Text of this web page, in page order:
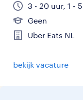
3 - 20 uur, 1 -
Geen
Uber Eats NL
bekijk vacature